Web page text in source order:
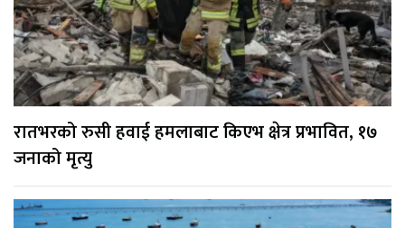
रातभरको रुसी हवाई हमलाबाट किएभ क्षेत्र प्रभावित, १७
जनाको मृत्यु